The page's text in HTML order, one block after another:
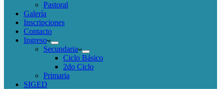
Pastoral
Galería
Inscripciones
Contacto
Ingreso
Secundaria
Ciclo Básico
2do Ciclo
Primaria
SIGED